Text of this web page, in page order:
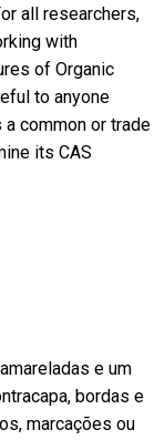
all researchers,
with
of Organic
to anyone
common or trade
its CAS
e um
bordas e
marcações ou